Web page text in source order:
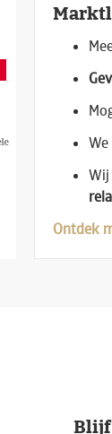
Wij
Ontdek
Blijf